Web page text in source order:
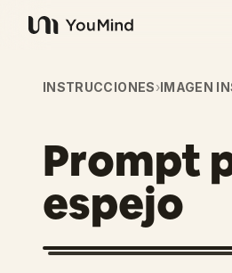
YouMind
INSTRUCCIONES›IMAGEN
Prompt
espejo